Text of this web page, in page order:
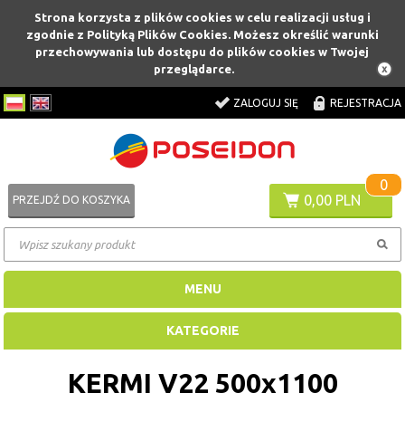
Strona korzysta z plików cookies w celu realizacji usług i
zgodnie z Polityką Plików Cookies. Możesz określić warunki
przechowywania lub dostępu do plików cookies w Twojej
przeglądarce.
ZALOGUJ SIĘ REJESTRACJA
0,00 PLN
0
PRZEJDŹ DO KOSZYKA
MENU
KATEGORIE
KERMI V22 500x1100